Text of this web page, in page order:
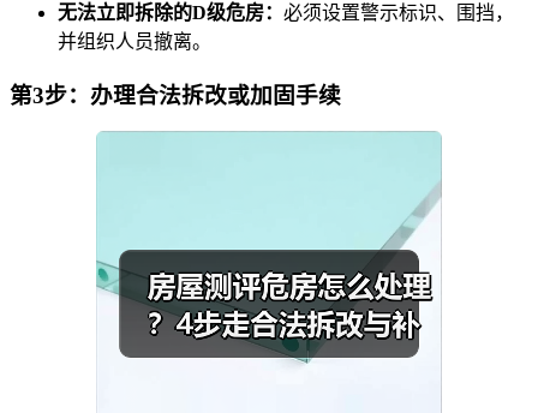
无法立即拆除的D级危房： 必须设置警示标识、围挡，
并组织人员撤离。
第3步：办理合法拆改或加固手续